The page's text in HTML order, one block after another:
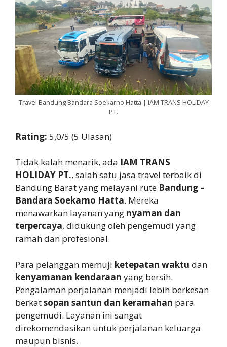
Travel Bandung Bandara Soekarno Hatta | IAM TRANS HOLIDAY
PT.
Rating: 5,0/5 (5 Ulasan)
Tidak kalah menarik, ada IAM TRANS
HOLIDAY PT., salah satu jasa travel terbaik di
Bandung Barat yang melayani rute Bandung –
Bandara Soekarno Hatta. Mereka
menawarkan layanan yang nyaman dan
terpercaya, didukung oleh pengemudi yang
ramah dan profesional.
Para pelanggan memuji ketepatan waktu dan
kenyamanan kendaraan yang bersih.
Pengalaman perjalanan menjadi lebih berkesan
berkatsopan santun dan keramahan para
pengemudi. Layanan ini sangat
direkomendasikan untuk perjalanan keluarga
maupun bisnis.